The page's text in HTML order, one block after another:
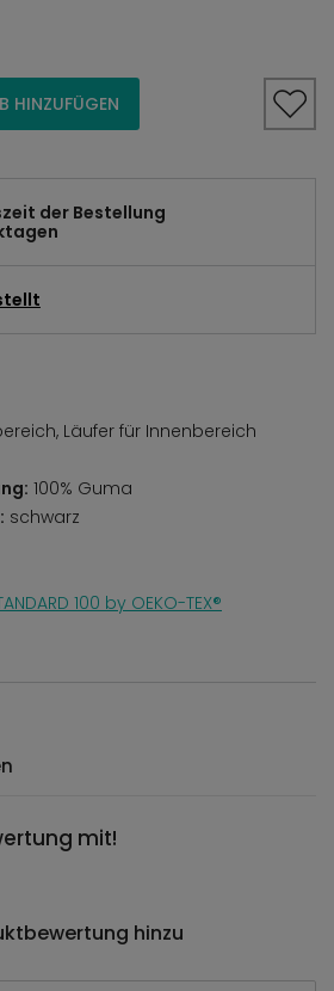
HINZUFÜGEN
der Bestellung
Läufer für Innenbereich
100% Guma
schwarz
100 by OEKO-TEX®
mit!
hinzu